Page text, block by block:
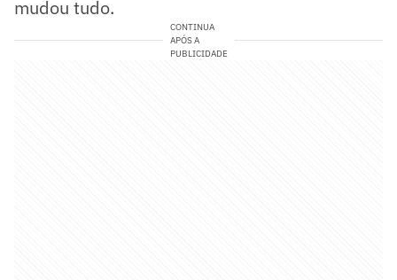
mudou tudo.
CONTINUA
APÓS A
PUBLICIDADE